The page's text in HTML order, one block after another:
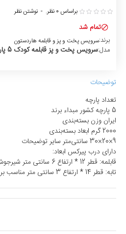
تمام شد
برند:سرویس پخت و پز و قابلمه هاردستون
مدل:سرویس پخت و پز قابلمه کودک 5 پارچه هاردستون مدل HS555
براساس 0 نظر. - نوشتن نظر
توضیحات
تعداد پارچه
5 پارچه کشور مبداء برند
ایران وزن بسته‌بندی
2000 گرم ابعاد بسته‌بندی
9×20×30 سانتی‌متر سایر توضیحات
دارای درب پیرکس ابعاد:
قابلمه: قطر 12 * ارتفاع 6 سانتی متر شیرجوش: قطر 10 * ارتفاع 7 سانتی متر
تابه: قطر 14 * ارتفاع 3 سانتی متر مناسب برای سیسمونی